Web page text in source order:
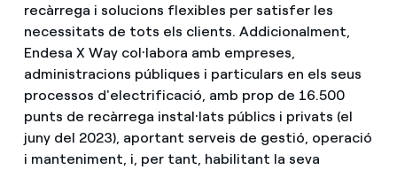
recàrrega i solucions flexibles per satisfer les
necessitats de tots els clients. Addicionalment,
Endesa X Way col·labora amb empreses,
administracions públiques i particulars en els seus
processos d'electrificació, amb prop de 16.500
punts de recàrrega instal·lats públics i privats (el
juny del 2023), aportant serveis de gestió, operació
i manteniment, i, per tant, habilitant la seva